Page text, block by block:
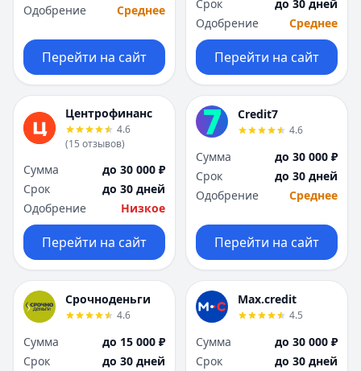
Краснодар
Красноярск
Курск
Л
Липецк
М
Магнитогорск
Махачкала
Москва
Набережные Челны
Нижний Новгород
Новокузнецк
Новосибирск
О
Омск
Оренбург
Киров
Краснодар
Красноярск
Курск
Л
Липецк
М
Магнитогорск
Махачкала
Москва
Набережные
Нижний Новгород
Новокузнецк
Новосибирск
О
Омск
Оренбург
Одобрение
Среднее
Перейти на сайт
Срок
до 30 дней
Одобрение
Среднее
Перейти на сайт
Центрофинанс
4.6
(15 отзывов)
Сумма
до 30 000 ₽
Срок
до 30 дней
Одобрение
Низкое
Перейти на сайт
Credit7
4.6
Сумма
до 30 000 ₽
Срок
до 30 дней
Одобрение
Среднее
Перейти на сайт
Срочноденьги
4.6
Сумма
до 15 000 ₽
Срок
до 30 дней
Max.credit
4.5
Сумма
до 30 000 ₽
Срок
до 30 дней